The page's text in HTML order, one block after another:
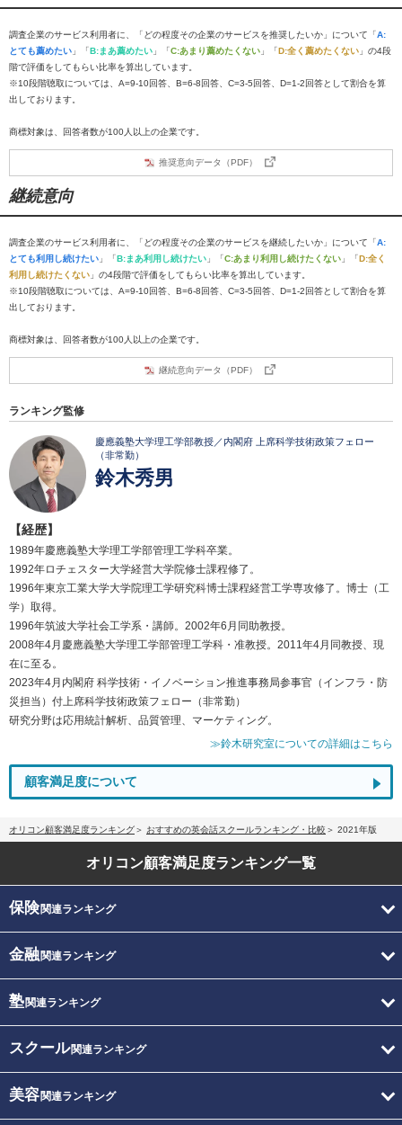
調査企業のサービス利用者に、「どの程度その企業のサービスを推奨したいか」について「A:
とても薦めたい 」「B:まあ薦めたい 」「C:あまり薦めたくない 」「D:全く薦めたくない 」の4段
階で評価をしてもらい比率を算出しています。
※10段階聴取については、A=9-10回答、B=6-8回答、C=3-5回答、D=1-2回答として割合を算
出しております。
商標対象は、回答者数が100人以上の企業です。
推奨意向データ（PDF）
継続意向
調査企業のサービス利用者に、「どの程度その企業のサービスを継続したいか」について「A:
とても利用し続けたい 」「B:まあ利用し続けたい 」「C:あまり利用し続けたくない 」「D:全く
利用し続けたくない 」の4段階で評価をしてもらい比率を算出しています。
※10段階聴取については、A=9-10回答、B=6-8回答、C=3-5回答、D=1-2回答として割合を算
出しております。
商標対象は、回答者数が100人以上の企業です。
継続意向データ（PDF）
ランキング監修
慶應義塾大学理工学部教授／内閣府 上席科学技術政策フェロー
（非常勤）
鈴木秀男
【経歴】
1989年慶應義塾大学理工学部管理工学科卒業。
1992年ロチェスター大学経営大学院修士課程修了。
1996年東京工業大学大学院理工学研究科博士課程経営工学専攻修了。博士（工
学）取得。
1996年筑波大学社会工学系・講師。2002年6月同助教授。
2008年4月慶應義塾大学理工学部管理工学科・准教授。2011年4月同教授、現
在に至る。
2023年4月内閣府 科学技術・イノベーション推進事務局参事官（インフラ・防
災担当）付上席科学技術政策フェロー（非常勤）
研究分野は応用統計解析、品質管理、マーケティング。
≫鈴木研究室についての詳細はこちら
顧客満足度について
オリコン顧客満足度ランキング おすすめの英会話スクールランキング・比較 2021年版
オリコン顧客満足度ランキング一覧
保険関連ランキング
金融関連ランキング
塾関連ランキング
スクール関連ランキング
美容関連ランキング